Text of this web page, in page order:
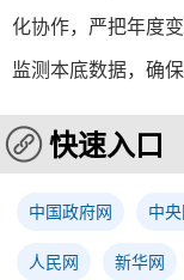
化协作，严把年度
监测本底数据，确
快速入口
中国政府网 中
人民网 新华网